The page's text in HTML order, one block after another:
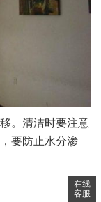
。清洁时要注意
要防止水分渗
在线
客服